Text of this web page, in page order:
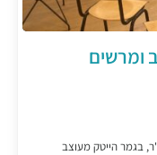
בשכונת מונטיפיורי, משרד של 240 מ"ר, בגמר הייטק מעוצב